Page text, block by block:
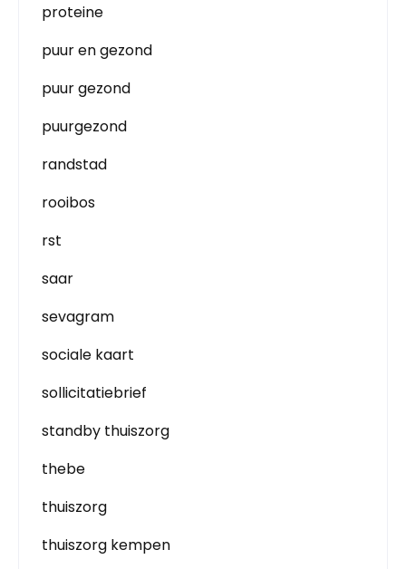
proteine
puur en gezond
puur gezond
puurgezond
randstad
rooibos
rst
saar
sevagram
sociale kaart
sollicitatiebrief
standby thuiszorg
thebe
thuiszorg
thuiszorg kempen